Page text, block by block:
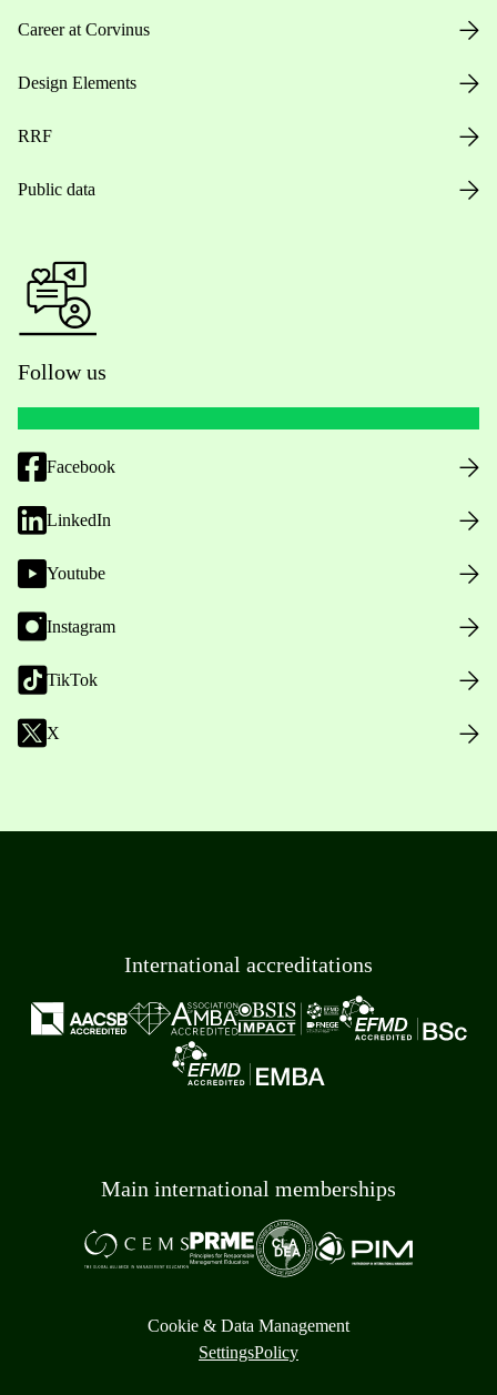
Career at Corvinus
Design Elements
RRF
Public data
Follow us
Facebook
LinkedIn
Youtube
Instagram
TikTok
X
International accreditations
Main international memberships
Cookie & Data Management
SettingsPolicy